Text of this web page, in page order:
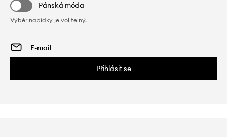
Pánská móda
Výběr nabídky je volitelný.
Přihlásit se